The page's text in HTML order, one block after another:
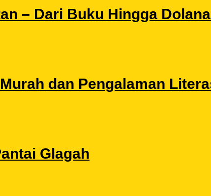
– Dari Buku Hingga
dan Pengalaman
Glagah